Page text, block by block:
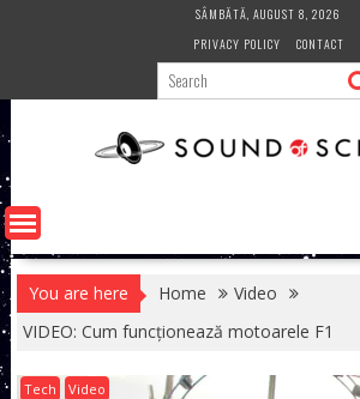
SÂMBĂTĂ, AUGUST 8, 2026
PRIVACY POLICY
CONTACT
You are here Home
Video
VIDEO: Cum funcționează motoarele F1
Tech Video